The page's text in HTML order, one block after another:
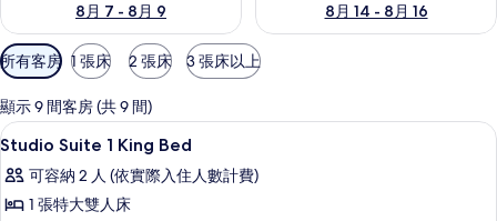
8月 7 - 8月 9
8月 14 - 8月 16
可
用
的
客
房
篩
選
所有客房 1 張床 2 張床 3 張床以上
顯示 9 間客房 (共 9 間)
顯
示
Studio
客房內保險箱、遮光布/窗簾、隔音、
11
Studio Suite 1 King Bed
可容納 2 人 (依實際入住人數計費)
1 張特大雙人床